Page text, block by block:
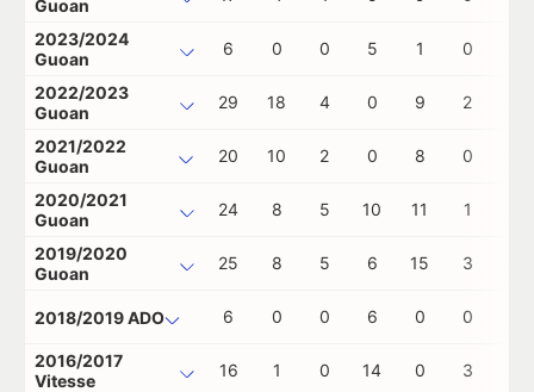
Guoan
2023/2024
Guoan
6 0 0 5 1 0
2022/2023
Guoan
29 18 4 0 9 2
2021/2022
Guoan
20 10 2 0 8 0
2020/2021
Guoan
24 8 5 10 11 1
2019/2020
Guoan
25 8 5 6 15 3
2018/2019 ADO 6 0 0 6 0 0
2016/2017
Vitesse
16 1 0 14 0 3